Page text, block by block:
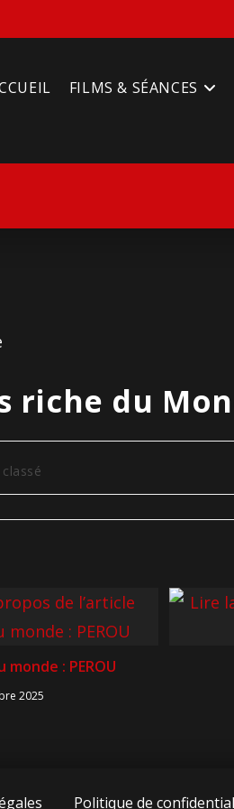
FILMS & SÉANCES
riche du
monde : PEROU
2025
Politique de